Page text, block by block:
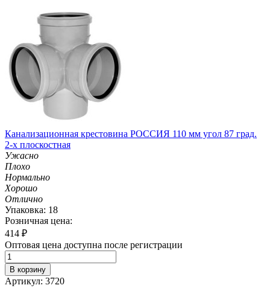
Канализационная крестовина РОССИЯ 110 мм угол 87 град.
2-х плоскостная
Ужасно
Плохо
Нормально
Хорошо
Отлично
Упаковка: 18
Розничная цена:
414 ₽
Оптовая цена доступна после регистрации
В корзину
Артикул: 3720